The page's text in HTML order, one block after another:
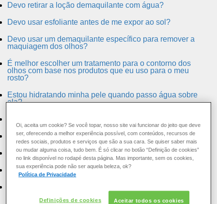
Devo retirar a loção demaquilante com água?
Devo usar esfoliante antes de me expor ao sol?
Devo usar um demaquilante específico para remover a
maquiagem dos olhos?
É melhor escolher um tratamento para o contorno dos
olhos com base nos produtos que eu uso para o meu
rosto?
Estou hidratando minha pele quando passo água sobre
ela?
Existem fatores agravantes para o surgimento da celulite?
Existem muitos tipos de celulite?
Faz diferença se eu não remover a maquiagem?
usar um demaquilante à noite?
Oi, aceita um cookie? Se você topar, nosso site vai funcionar do jeito que deve
ser, oferecendo a melhor experiência possível, com conteúdos, recursos de
redes sociais, produtos e serviços que são a sua cara. Se quiser saber mais
ou mudar alguma coisa, tudo bem. É só clicar no botão “Definição de cookies”
no link disponível no rodapé desta página. Mas importante, sem os cookies,
sua experiência pode não ser aquela beleza, ok?
Política de Privacidade
Definições de cookies Aceitar todos os cookies